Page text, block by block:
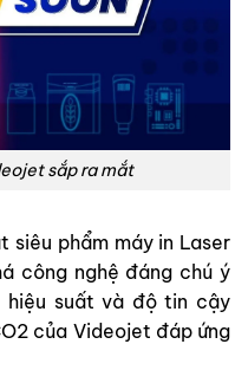
sắp ra mắt
siêu phẩm máy in Laser
công nghệ đáng chú ý
hiệu suất và độ tin cậy
của Videojet đáp ứng